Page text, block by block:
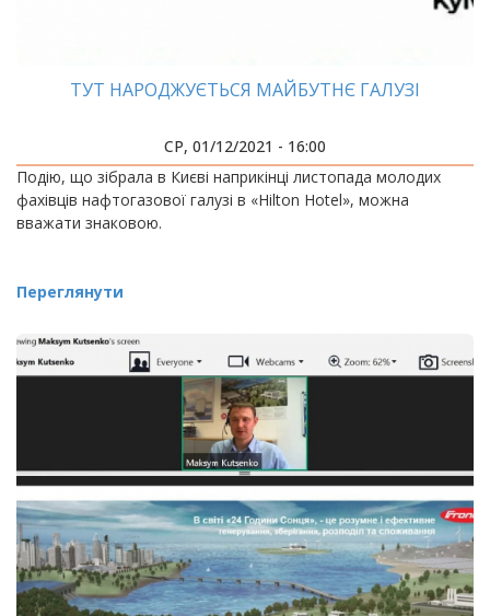
ТУТ НАРОДЖУЄТЬСЯ МАЙБУТНЄ ГАЛУЗІ
СР, 01/12/2021 - 16:00
Подію, що зібрала в Києві наприкінці листопада молодих
фахівців нафтогазової галузі в «Hilton Hotel», можна
вважати знаковою.
Переглянути